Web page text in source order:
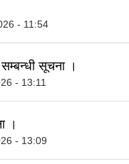
- 11:54
सम्बन्धी सूचना ।
- 13:11
।
- 13:09